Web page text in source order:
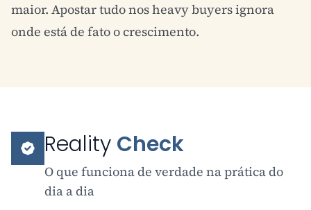
maior. Apostar tudo nos heavy buyers ignora
onde está de fato o crescimento.
Reality Check
O que funciona de verdade na prática do
dia a dia